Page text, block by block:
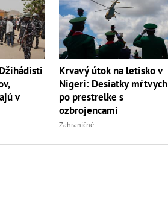
v
Krvavý útok na letisko v
Nigeri: Desiatky mŕtvych
po prestrelke s
ozbrojencami
Zahraničné